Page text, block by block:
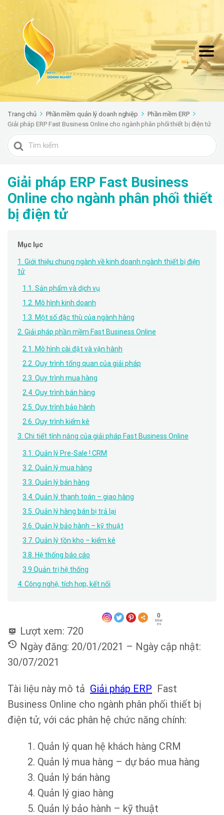
Trang chủ Phần mềm quản lý doanh nghiệp
Phần mềm ERP
Giải pháp ERP Fast Business Online cho ngành phân phối thiết bị điện tử
Search
For
Giải pháp ERP Fast Business
Online cho ngành phân phối thiết
bị điện tử
Mục lục
1. Giới thiệu chung ngành về kinh doanh ngành thiết bị điện
tử
1.1. Sản phẩm và dịch vụ
1.2. Mô hình kinh doanh
1.3. Một số đặc thù của ngành hàng
2. Giải pháp phần mềm Fast Business Online
2.1. Mô hình cài đặt và vận hành
2.2. Quy trình tổng quan của giải pháp
2.3. Quy trình mua hàng
2.4. Quy trình bán hàng
2.5. Quy trình bảo hành
2.6. Quy trình kiểm kê
3. Chi tiết tính năng của giải pháp Fast Business Online
3.1. Quản lý Pre-Sale ! CRM
3.2. Quản lý mua hàng
3.3. Quản lý bán hàng
3.4. Quản lý thanh toán – giao hàng
3.5. Quản lý hàng bán bị trả lại
3.6. Quản lý bảo hành – kỹ thuật
3.7. Quản lý tồn kho – kiểm kê
3.8. Hệ thống báo cáo
3.9 Quản trị hệ thống
4. Công nghệ, tích hợp, kết nối
0
Shar
es
Lượt xem: 720
Ngày đăng: 20/01/2021 – Ngày cập nhật:
30/07/2021
Tài liệu này mô tả Giải pháp ERP Fast
Business Online cho ngành phân phối thiết bị
điện tử, với các phân hệ chức năng chính:
1. Quản lý quan hệ khách hàng CRM
2. Quản lý mua hàng – dự báo mua hàng
3. Quản lý bán hàng
4. Quản lý giao hàng
5. Quản lý bảo hành – kỹ thuật